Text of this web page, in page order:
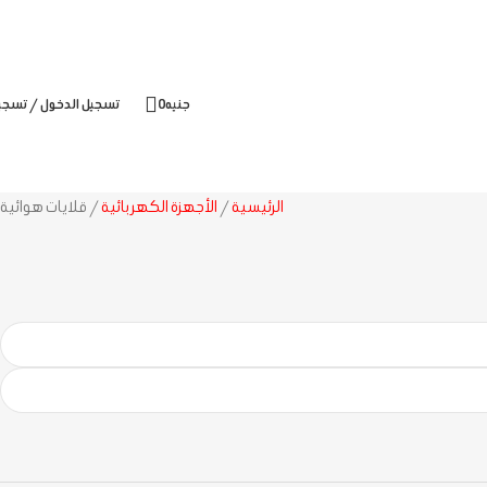
جنيه0 تسجيل الدخول /
الرئيسية الأجهزة الكهربائية قلايات هوائية